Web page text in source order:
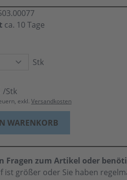
ca. 10 Tage
Stk
/Stk
exkl. Versandkosten
WARENKORB
Fragen zum Artikel oder
ist größer oder Sie haben